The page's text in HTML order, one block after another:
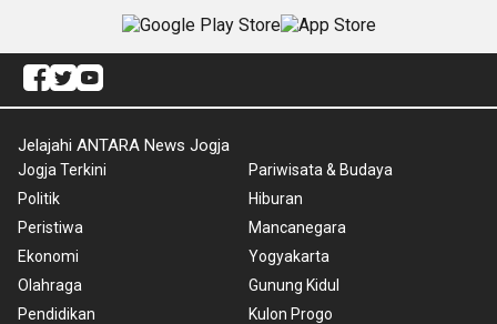
Jelajahi ANTARA News Jogja
Jogja Terkini
Politik
Peristiwa
Ekonomi
Olahraga
Pendidikan
Pariwisata & Budaya
Hiburan
Mancanegara
Yogyakarta
Gunung Kidul
Kulon Progo